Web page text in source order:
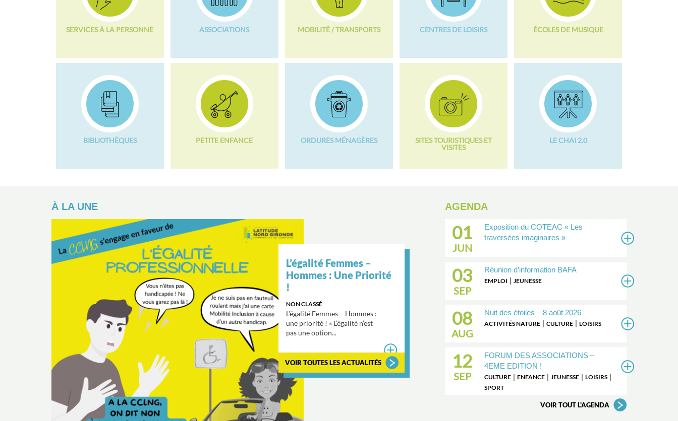
SERVICES À LA PERSONNE ASSOCIATIONS MOBILITÉ / TRANSPORTS CENTRES DE LOISIRS ÉCOLES DE MUSIQUE
BIBLIOTHÈQUES PETITE ENFANCE ORDURES MÉNAGÈRES
SITES TOURISTIQUES ET
VISITES
LE CHAI 2.0
À LA UNE
L’égalité Femmes –
Hommes : Une Priorité
!
NON CLASSÉ
L’égalité Femmes – Hommes :
une priorité ! « L’égalité n’est
pas une option...
VOIR TOUTES LES ACTUALITÉS
AGENDA
01
JUN
Exposition du COTEAC « Les
traversées imaginaires »
03
SEP
Réunion d’information BAFA
EMPLOI | JEUNESSE
08
AUG
Nuit des étoiles – 8 août 2026
ACTIVITÉS NATURE |CULTURE |LOISIRS
12
SEP
FORUM DES ASSOCIATIONS –
4EME EDITION !
CULTURE |ENFANCE | JEUNESSE |LOISIRS |
SPORT
VOIR TOUT L'AGENDA